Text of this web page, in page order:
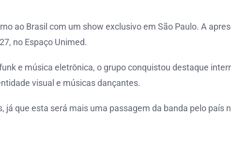
ao Brasil com um show exclusivo em São Paulo. A
no Espaço Unimed.
e música eletrônica, o grupo conquistou destaque
visual e músicas dançantes.
já que esta será mais uma passagem da banda pelo país